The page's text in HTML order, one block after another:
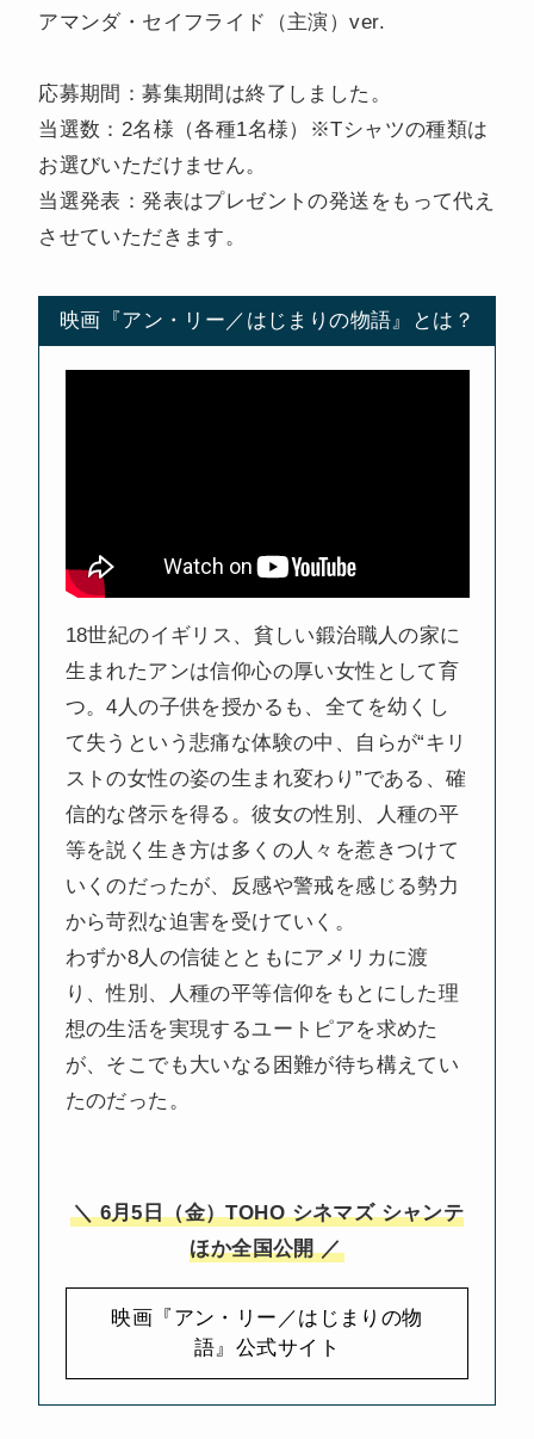
アマンダ・セイフライド（主演）ver.
応募期間：募集期間は終了しました。
当選数：2名様（各種1名様）※Tシャツの種類は
お選びいただけません。
当選発表：発表はプレゼントの発送をもって代え
させていただきます。
映画『アン・リー／はじまりの物語』とは？
18世紀のイギリス、貧しい鍛治職⼈の家に
⽣まれたアンは信仰⼼の厚い⼥性として育
つ。4⼈の⼦供を授かるも、全てを幼くし
て失うという悲痛な体験の中、⾃らが“キリ
ストの⼥性の姿の⽣まれ変わり”である、確
信的な啓⽰を得る。彼⼥の性別、⼈種の平
等を説く⽣き⽅は多くの⼈々を惹きつけて
いくのだったが、反感や警戒を感じる勢⼒
から苛烈な迫害を受けていく。
わずか8⼈の信徒とともにアメリカに渡
り、性別、⼈種の平等信仰をもとにした理
想の⽣活を実現するユートピアを求めた
が、そこでも⼤いなる困難が待ち構えてい
たのだった。
＼ 6月5日（金）TOHO シネマズ シャンテ
ほか全国公開 ／
映画『アン・リー／はじまりの物
語』公式サイト